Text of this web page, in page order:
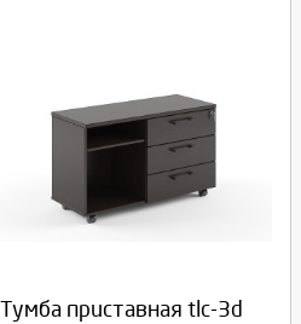
Тумба приставная tlc-3d
Выберите количество: